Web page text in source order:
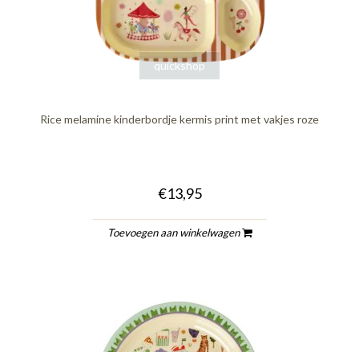
quickshop
Rice melamine kinderbordje kermis print met vakjes roze
€13,95
Toevoegen aan winkelwagen